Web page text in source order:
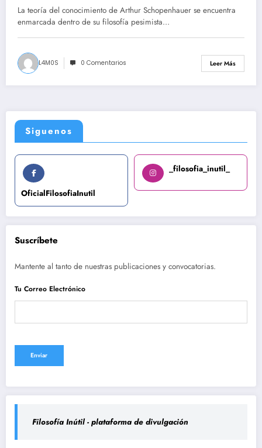
La teoría del conocimiento de Arthur Schopenhauer se encuentra
enmarcada dentro de su filosofía pesimista…
L4M0S 0 Comentarios Leer Más
Siguenos
OficialFilosofiaInutil
_filosofia_inutil_
Suscríbete
Mantente al tanto de nuestras publicaciones y convocatorias.
Tu Correo Electrónico
Filosofía Inútil - plataforma de divulgación